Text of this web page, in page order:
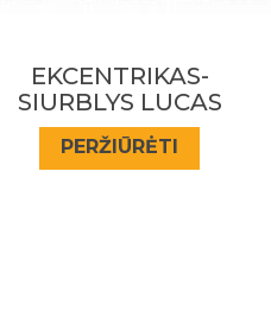
TARPINE CAV DPS